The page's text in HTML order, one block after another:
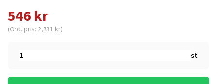
546 kr
(Ord. pris: 2,731 kr)
st